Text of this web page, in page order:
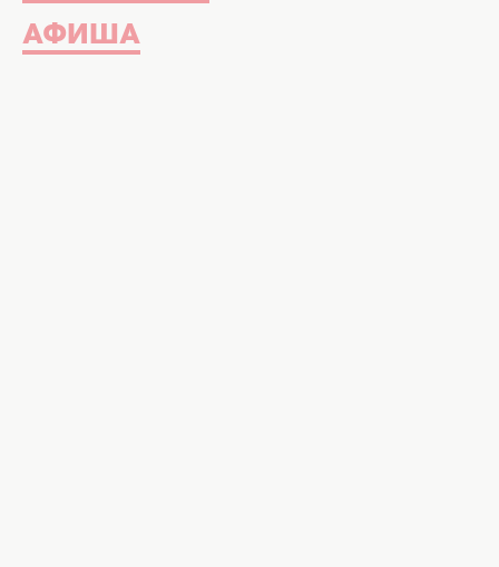
АФИША
Прошло 8 лет после трагической
певца Кузьмы Скрябина (Андрея
пор, как и высказывания и цитаты